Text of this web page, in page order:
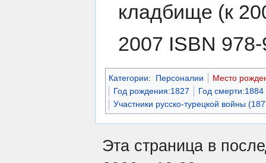
кладбище (к
2007 ISBN
Категории: Персоналии
Место
Год рождения:1827
Год смерти:1884
Участники русско-турецкой войны
Эта страница в